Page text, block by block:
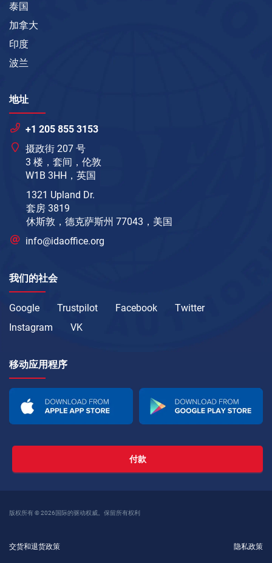
泰国
加拿大
印度
波兰
地址
+1 205 855 3153
摄政街 207 号
3 楼，套间，伦敦
W1B 3HH，英国
1321 Upland Dr.
套房 3819
休斯敦，德克萨斯州 77043，美国
info@idaoffice.org
我们的社会
Google Trustpilot Facebook
Twitter
Instagram
VK
移动应用程序
付款
版权所有 © 2026国际的驱动权威。保留所有权利
交货和退货政策 隐私政策